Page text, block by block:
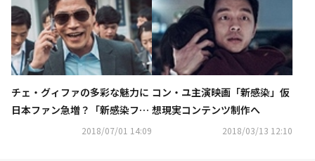
ム」は充実のラインナップ
チェ・グィファの多彩な魅力に
日本ファン急増？「新感染ファ
イナル・エクスプレス」「タク
2018/07/01 14:09
コン・ユ主演映画「新感染」仮
想現実コンテンツ制作へ
2018/03/13 12:10